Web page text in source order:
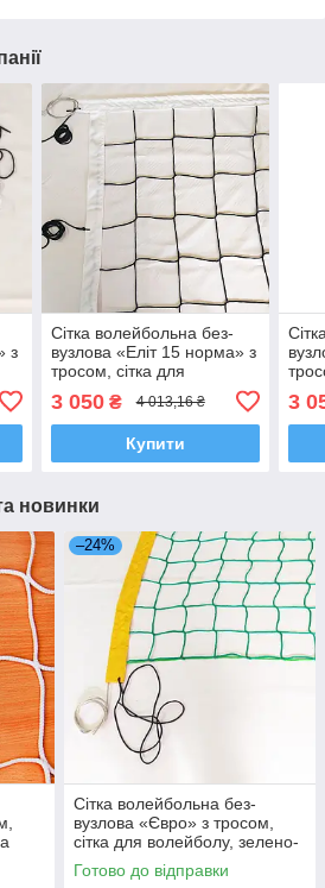
з
Сітка волейбольна без-
вузлова «Еліт 15 норма» з
тросом, сітка для
3 050₴ 4 013,16 ₴
Купити
3
новинки
–24%
Сітка волейбольна без-
вузлова «Євро» з тросом,
сітка для волейболу, зелено-
жовта
Готово до відправки